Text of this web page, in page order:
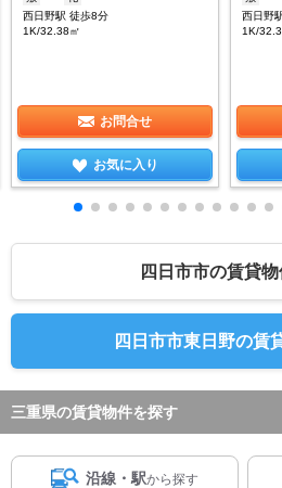
西日野駅 徒歩8分
1K/32.38㎡
お問合せ
お気に入り
西日野
1K/
四日市市の賃貸
四日市市東日野の賃
三重県の賃貸物件を探す
沿線・駅から探す